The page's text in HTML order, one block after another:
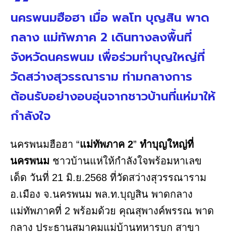
นครพนมฮือฮา เมื่อ พลโท บุญสิน พาด
กลาง แม่ทัพภาค 2 เดินทางลงพื้นที่
จังหวัดนครพนม เพื่อร่วมทำบุญใหญ่ที่
วัดสว่างสุวรรณาราม ท่ามกลางการ
ต้อนรับอย่างอบอุ่นจากชาวบ้านที่แห่มาให้
กำลังใจ
นครพนมฮือฮา “แม่ทัพภาค 2” ทำบุญใหญ่ที่
นครพนม ชาวบ้านแห่ให้กำลังใจพร้อมหาเลข
เด็ด วันที่ 21 มิ.ย.2568 ที่วัดสว่างสุวรรณาราม
อ.เมือง จ.นครพนม พล.ท.บุญสิน พาดกลาง
แม่ทัพภาคที่ 2 พร้อมด้วย คุณสุพางค์พรรณ พาด
กลาง ประธานสมาคมแม่บ้านทหารบก สาขา